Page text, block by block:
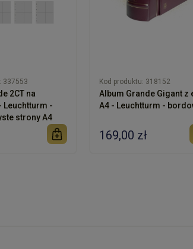
337553
2CT na
Leuchtturm -
strony A4
Kod produktu: 318152
Album Grande Gigant z
A4 - Leuchtturm -
169,00 zł